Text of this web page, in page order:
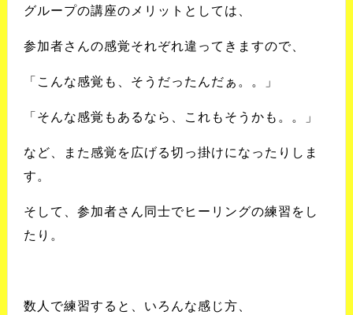
グループの講座のメリットとしては、
参加者さんの感覚それぞれ違ってきますので、
「こんな感覚も、そうだったんだぁ。。」
「そんな感覚もあるなら、これもそうかも。。」
など、また感覚を広げる切っ掛けになったりしま
す。
そして、参加者さん同士でヒーリングの練習をし
たり。
数人で練習すると、いろんな感じ方、